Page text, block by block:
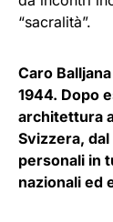
“sacralità”.
Caro
1944. Dopo
architettura
Svizzera,
personali in
nazionali ed